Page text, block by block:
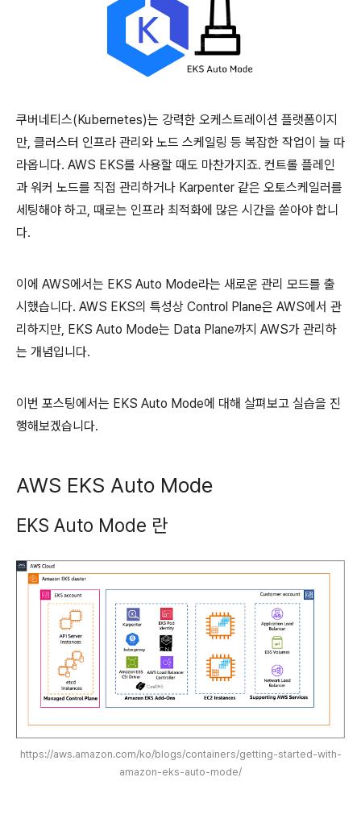
쿠버네티스(Kubernetes)는 강력한 오케스트레이션 플랫폼이지
만, 클러스터 인프라 관리와 노드 스케일링 등 복잡한 작업이 늘 따
라옵니다. AWS EKS를 사용할 때도 마찬가지죠. 컨트롤 플레인
과 워커 노드를 직접 관리하거나 Karpenter 같은 오토스케일러를
세팅해야 하고, 때로는 인프라 최적화에 많은 시간을 쏟아야 합니
다.
이에 AWS에서는 EKS Auto Mode라는 새로운 관리 모드를 출
시했습니다. AWS EKS의 특성상 Control Plane은 AWS에서 관
리하지만, EKS Auto Mode는 Data Plane까지 AWS가 관리하
는 개념입니다.
이번 포스팅에서는 EKS Auto Mode에 대해 살펴보고 실습을 진
행해보겠습니다.
AWS EKS Auto Mode
EKS Auto Mode 란
https://aws.amazon.com/ko/blogs/containers/getting-started-with-
amazon-eks-auto-mode/